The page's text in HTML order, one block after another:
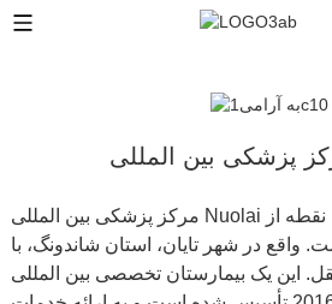
مرکز پزشکی بین المللی Nuolai در پای کوه تای، بالاترین نقطه از
واقع در شهر تایان، استان شاندونگ، با
این یک بیمارستان تخصصی بین المللی